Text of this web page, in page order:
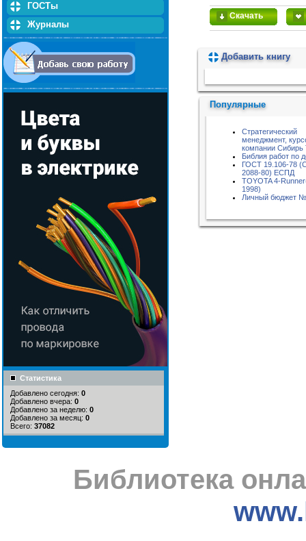
ГОСТы
Журналы
Статистика
Добавлено сегодня: 0
Добавлено вчера: 0
Добавлено за неделю: 0
Добавлено за месяц: 0
Всего: 37082
Скачать
Добавить книгу
Популярные
Стратегический
менеджмент,
компании Сибирь
Библия работ по
ГОСТ 19.106-78
2088-80) ЕСПД
TOYOTA 4-
1998)
Личный бюджет
Библиотека